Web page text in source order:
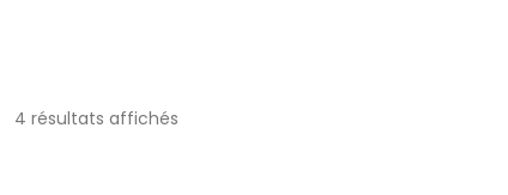
4 résultats affichés